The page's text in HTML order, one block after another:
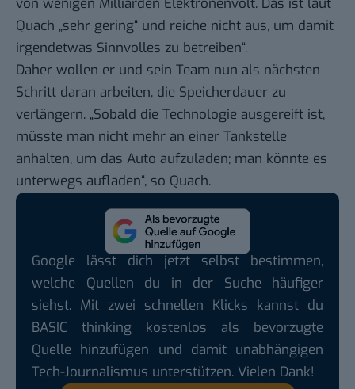
Quach „sehr gering“ und reiche nicht aus, um damit
irgendetwas Sinnvolles zu betreiben“.
Daher wollen er und sein Team nun als nächsten
Schritt daran arbeiten, die Speicherdauer zu
verlängern. „Sobald die Technologie ausgereift ist,
müsste man nicht mehr an einer Tankstelle
anhalten, um das Auto aufzuladen; man könnte es
unterwegs aufladen“, so Quach.
Google lässt dich jetzt selbst bestimmen,
welche Quellen du in der Suche häufiger
siehst. Mit zwei schnellen Klicks kannst du
BASIC thinking kostenlos als bevorzugte
Quelle hinzufügen und damit unabhängigen
Tech-Journalismus unterstützen. Vielen Dank!